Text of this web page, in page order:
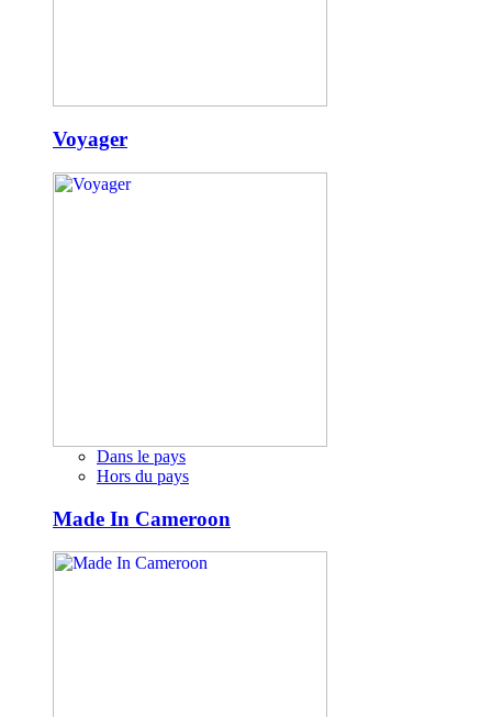
Voyager
Dans le pays
Hors du pays
Made In Cameroon